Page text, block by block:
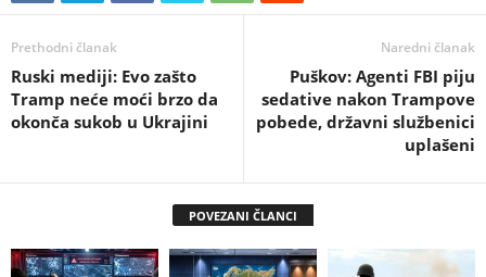
Prethodni članak
Ruski mediji: Evo zašto
Tramp neće moći brzo da
okonča sukob u Ukrajini
Naredni članak
Puškov: Agenti FBI piju
sedative nakon Trampove
pobede, državni službenici
uplašeni
POVEZANI ČLANCI